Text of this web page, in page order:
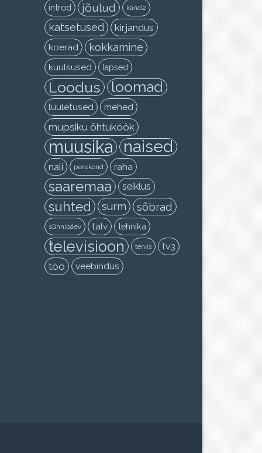
introd jõulud kanal2
katsetused kirjandus
koerad kokkamine
kuulsused lapsed
Loodus loomad
luuletused mehed
mupsiku õhtuköök
muusika naised
nali perekond raha
saaremaa seiklus
suhted surm sõbrad
sünnipäev talv tehnika
televisioon tervis tv3
töö veebindus